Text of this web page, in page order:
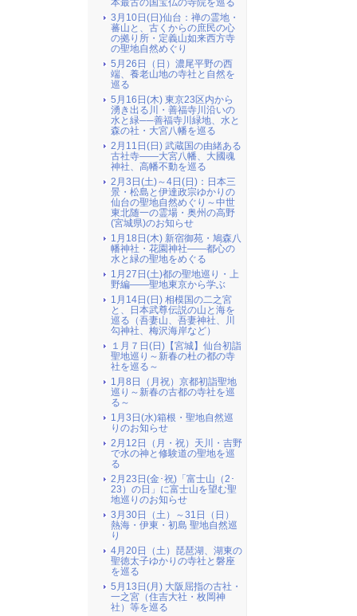
本最古の国宝仏の寺院を巡る
3月10日(日)仙台：禅の霊地・
蕃山と、古くからの庶民の心
の拠り所・定義山如来西方寺
の聖地自然めぐり
5月26日（日）濃尾平野の西
端、養老山地の寺社と自然を
巡る
5月16日(木) 東京23区内から
湧き出る川・善福寺川沿いの
水と緑──善福寺川緑地、水と
森の社・大宮八幡を巡る
2月11日(日) 武蔵国の由緒ある
古社寺――大宮八幡、大國魂
神社、高幡不動を巡る
2月3日(土)～4日(日)：日本三
景・松島と伊達政宗ゆかりの
仙台の聖地自然めぐり～中世
東北随一の霊場・奥州の高野
(宮城県)のお知らせ
1月18日(木) 新宿御苑・鳩森八
幡神社・花園神社――都心の
水と緑の聖地をめぐる
1月27日(土)都の聖地巡り・上
野編――聖地東京から学ぶ
1月14日(日) 相模国の二之宮
と、日本武尊伝説の山と海を
巡る（吾妻山、吾妻神社、川
勾神社、梅沢海岸など）
１月７日(日)【宮城】仙台初詣
聖地巡り～新春の杜の都の寺
社を巡る～
1月8日（月祝）京都初詣聖地
巡り～新春の古都の寺社を巡
る～
1月3日(水)箱根・聖地自然巡
りのお知らせ
2月12日（月・祝）天川・吉野
で水の神と修験道の聖地を巡
る
2月23日(金･祝)「富士山（2･
23）の日」に富士山を望む聖
地巡りのお知らせ
3月30日（土）～31日（日）
熱海・伊東・初島 聖地自然巡
り
4月20日（土）琵琶湖、湖東の
聖徳太子ゆかりの寺社と磐座
を巡る
5月13日(月) 大阪屈指の古社・
一之宮（住吉大社・枚岡神
社）等を巡る